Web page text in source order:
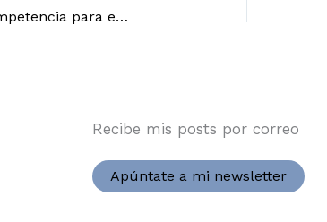
[Contenidos] Escucha la voz de tu competencia para encontrar la tuya
Recibe mis posts por correo
Apúntate a mi newsletter